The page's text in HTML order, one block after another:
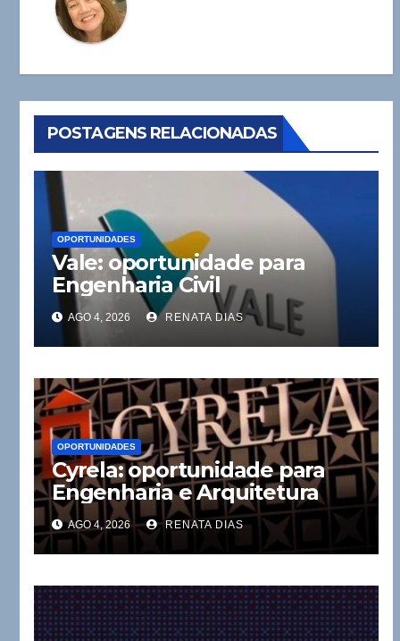
POSTAGENS RELACIONADAS
OPORTUNIDADES
Vale: oportunidade para
Engenharia Civil
AGO 4, 2026 RENATA DIAS
OPORTUNIDADES
Cyrela: oportunidade para
Engenharia e Arquitetura
AGO 4, 2026 RENATA DIAS